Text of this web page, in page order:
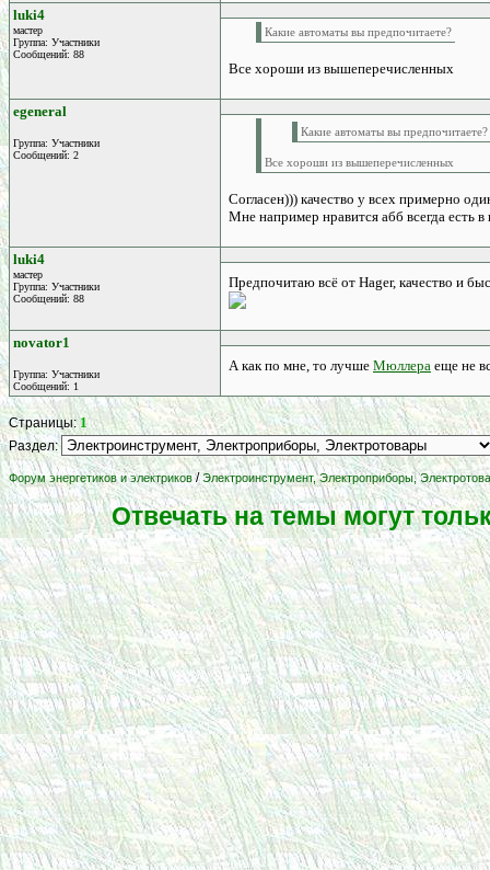
luki4
мастер
Группа: Участники
Сообщений: 88
Какие автоматы вы предпочитаете?
Все хороши из вышеперечисленных
egeneral
Группа: Участники
Сообщений: 2
Какие автоматы вы предпочитаете?
Все хороши из вышеперечисленных
Согласен))) качество у всех примерно
Мне например нравится абб всегда есть
luki4
мастер
Группа: Участники
Сообщений: 88
Предпочитаю всё от Hager, качество и
novator1
Группа: Участники
Сообщений: 1
А как по мне, то лучше Мюллера еще не
Страницы:1
Раздел:
Форум энергетиков и электриков/Электроинструмент, Электроприборы,
Отвечать на темы могут